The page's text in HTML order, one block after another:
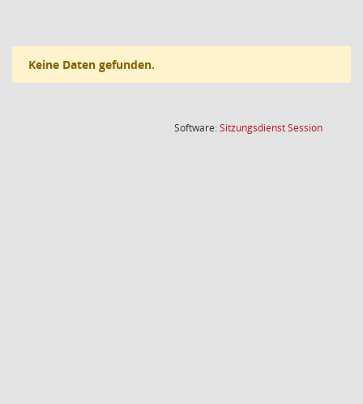
Keine Daten gefunden.
Software:SitzungsdienstSession(Wird in